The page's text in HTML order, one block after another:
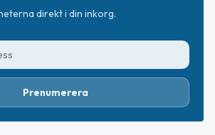
direkt i din inkorg.
Prenumerera